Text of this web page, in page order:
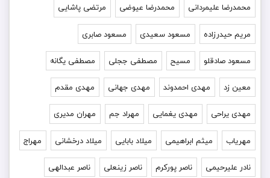
محمدرضا علیمردانی محمدرضا عیوضی مرتضی پاشایی
مریم حیدرزاده مسعود سعیدی مسعود صابری
مسعود صادقلو مسیح مصطفی ججلی مصطفی یگانه
معین زد مهدی احمدوند مهدی جهانی مهدی مقدم
مهدی یراحی مهدی یغمایی مهراد جم مهران مدیری
مهریاب میثم ابراهیمی میلاد بابایی میلاد درخشانی مهراج
نادر علیرحیمی ناصر پورکرم ناصر زینعلی ناصر عبدالهی